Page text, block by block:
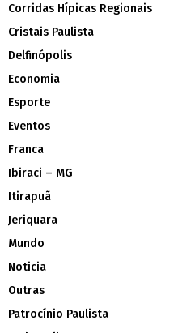
Corridas Hípicas Regionais
Cristais Paulista
Delfinópolis
Economia
Esporte
Eventos
Franca
Ibiraci – MG
Itirapuã
Jeriquara
Mundo
Noticia
Outras
Patrocínio Paulista